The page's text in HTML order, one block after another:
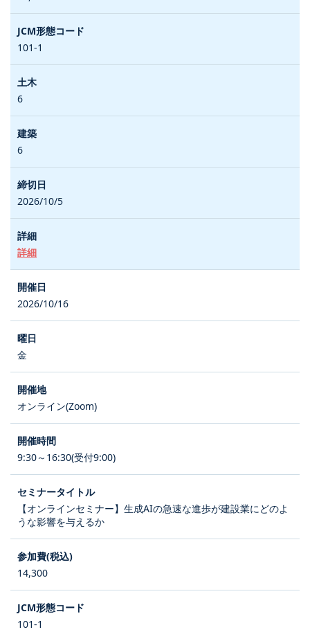
101-1
6
6
2026/10/5
詳細
2026/10/16
金
オンライン(Zoom)
9:30～16:30(受付9:00)
【オンラインセミナー】生成AIの急速な進歩が建設業にどのよ
うな影響を与えるか
14,300
101-1